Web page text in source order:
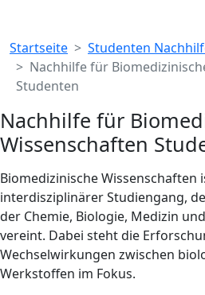
Breadcrumb
Startseite
Studenten
Nachhilfe für
Studenten
Nachhilfe für
Wissenschaften
Biomedizinische Wissenschaften
interdisziplinärer Studiengang,
der Chemie, Biologie, Medizin
vereint. Dabei steht die
Wechselwirkungen zwischen
Werkstoffen im Fokus.